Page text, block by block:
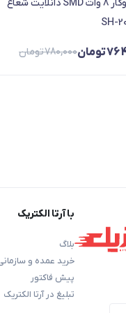
چراغ سقفی توکار 8 وات SMD دانلایت شعاع
780,000تومان تومان
با آرتا الکتریک
بلاگ
خرید عمده و
پیش فاکتور
تبلیغ در آرتا الکتریک